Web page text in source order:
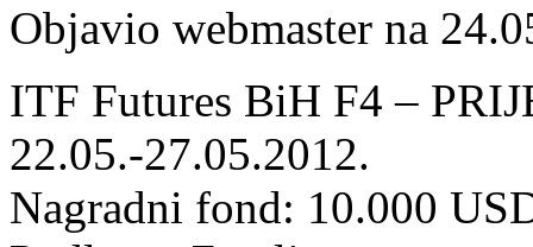
Objavio webmaster na
ITF Futures BiH F4 –
22.05.-27.05.2012.
Nagradni fond: 10.000